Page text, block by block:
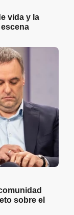
vida y la
sobre el